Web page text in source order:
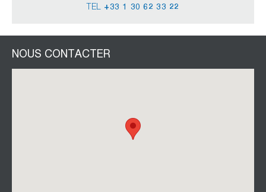
TEL +33 1 30 62 33 22
NOUS CONTACTER